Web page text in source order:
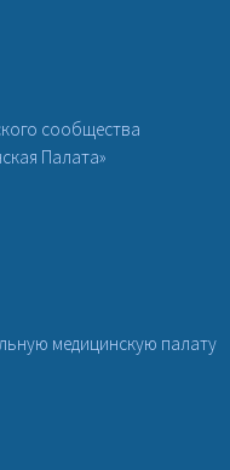
сообщества
Палата»
медицинскую палату